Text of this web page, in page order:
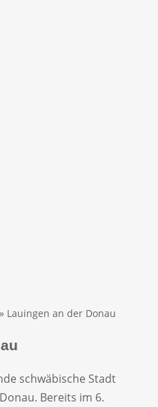
» Lauingen an der Donau
schwäbische Stadt
Bereits im 6.